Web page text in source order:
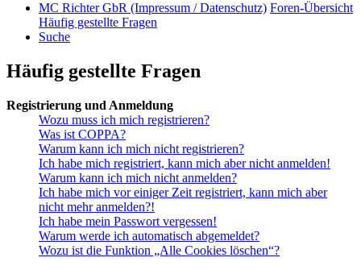
MC Richter GbR (Impressum / Datenschutz) Foren-Übersicht
Häufig gestellte Fragen
Suche
Häufig gestellte Fragen
Registrierung und Anmeldung
Wozu muss ich mich registrieren?
Was ist COPPA?
Warum kann ich mich nicht registrieren?
Ich habe mich registriert, kann mich aber nicht anmelden!
Warum kann ich mich nicht anmelden?
Ich habe mich vor einiger Zeit registriert, kann mich aber
nicht mehr anmelden?!
Ich habe mein Passwort vergessen!
Warum werde ich automatisch abgemeldet?
Wozu ist die Funktion „Alle Cookies löschen“?